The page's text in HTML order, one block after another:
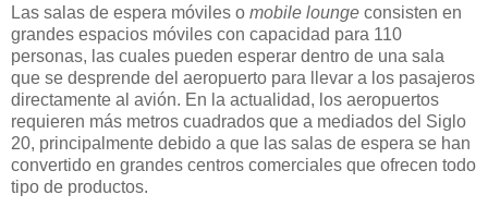
Las salas de espera móviles o mobile lounge consisten en
grandes espacios móviles con capacidad para 110
personas, las cuales pueden esperar dentro de una sala
que se desprende del aeropuerto para llevar a los pasajeros
directamente al avión. En la actualidad, los aeropuertos
requieren más metros cuadrados que a mediados del Siglo
20, principalmente debido a que las salas de espera se han
convertido en grandes centros comerciales que ofrecen todo
tipo de productos.